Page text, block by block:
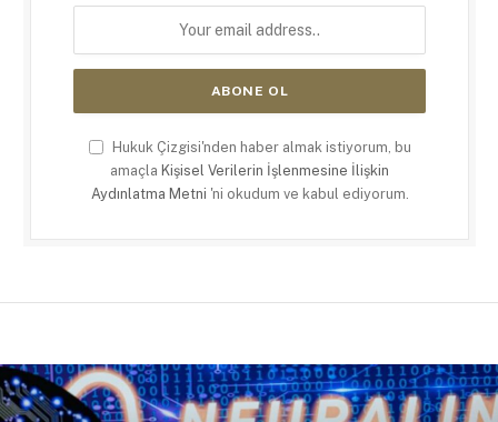
Hukuk Çizgisi'nden haber almak istiyorum, bu
amaçla Kişisel Verilerin İşlenmesine İlişkin
Aydınlatma Metni 'ni okudum ve kabul ediyorum.